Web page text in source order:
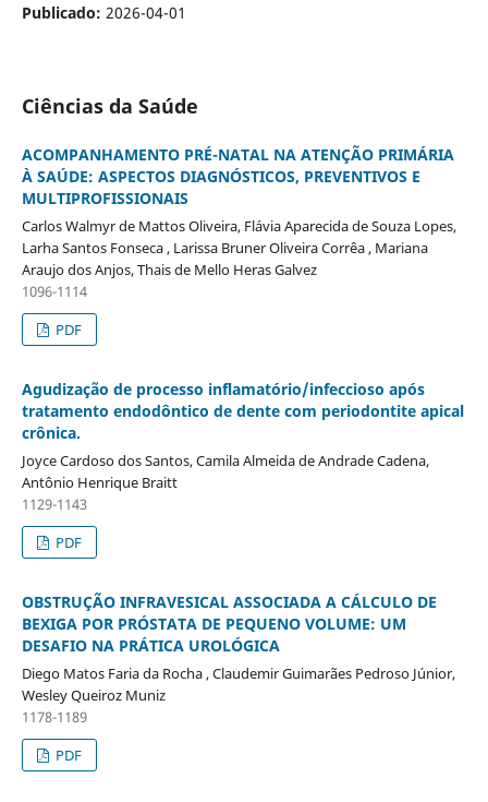
Publicado: 2026-04-01
Ciências da Saúde
ACOMPANHAMENTO PRÉ-NATAL NA ATENÇÃO PRIMÁRIA
À SAÚDE: ASPECTOS DIAGNÓSTICOS, PREVENTIVOS E
MULTIPROFISSIONAIS
Carlos Walmyr de Mattos Oliveira, Flávia Aparecida de Souza Lopes,
Larha Santos Fonseca , Larissa Bruner Oliveira Corrêa , Mariana
Araujo dos Anjos, Thais de Mello Heras Galvez
1096-1114
PDF
Agudização de processo inflamatório/infeccioso após
tratamento endodôntico de dente com periodontite apical
crônica.
Joyce Cardoso dos Santos, Camila Almeida de Andrade Cadena,
Antônio Henrique Braitt
1129-1143
PDF
OBSTRUÇÃO INFRAVESICAL ASSOCIADA A CÁLCULO DE
BEXIGA POR PRÓSTATA DE PEQUENO VOLUME: UM
DESAFIO NA PRÁTICA UROLÓGICA
Diego Matos Faria da Rocha , Claudemir Guimarães Pedroso Júnior,
Wesley Queiroz Muniz
1178-1189
PDF